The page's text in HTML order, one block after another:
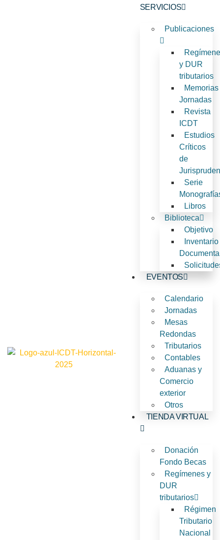
SERVICIOS
Publicaciones
y DUR
tributarios
Memorias
Jornadas
Revista
ICDT
Estudios
Críticos
de
Serie
Libros
Biblioteca
Objetivo
Inventario
EVENTOS
Calendario
Jornadas
Mesas
Redondas
Tributarios
Contables
Aduanas y
Comercio
exterior
Otros
TIENDA VIRTUAL
Donación
Fondo Becas
Regímenes y
DUR
tributarios
Régimen
Tributario
Nacional